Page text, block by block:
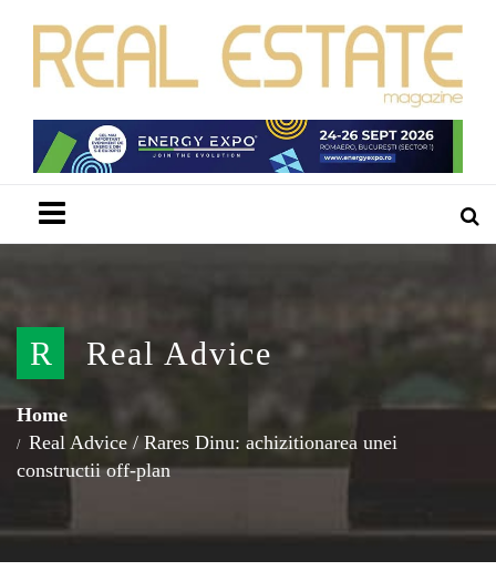
R Real Advice
Home
Real Advice / Rares Dinu: achizitionarea unei
constructii off-plan